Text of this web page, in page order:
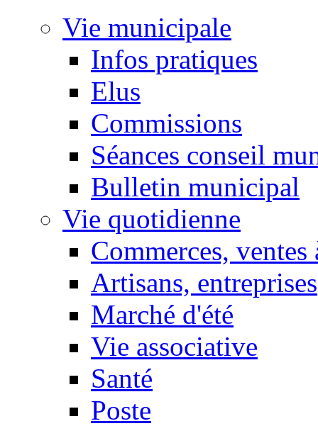
Vie municipale
Infos pratiques
Elus
Commissions
Séances conseil
Bulletin municipal
Vie quotidienne
Commerces, ventes
Artisans, entreprises
Marché d'été
Vie associative
Santé
Poste